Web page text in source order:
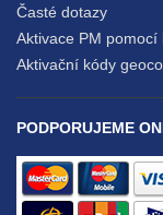
Časté dotazy
Aktivace PM pomocí
Aktivační kódy
PODPORUJEME